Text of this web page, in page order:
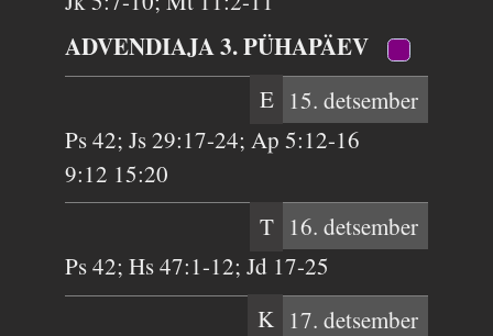
ADVENDIAJA 3. PÜHAPÄEV
E 15. detsember
Ps 42; Js 29:17-24; Ap 5:12-16
9:12 15:20
T 16. detsember
Ps 42; Hs 47:1-12; Jd 17-25
K 17. detsember